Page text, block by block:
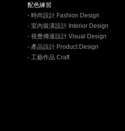
配色練習
- 時尚設計 Fashion Design
- 室內裝潢設計 Interior Design
- 視覺傳達設計 Visual Design
- 產品設計 Product Design
- 工藝作品 Craft